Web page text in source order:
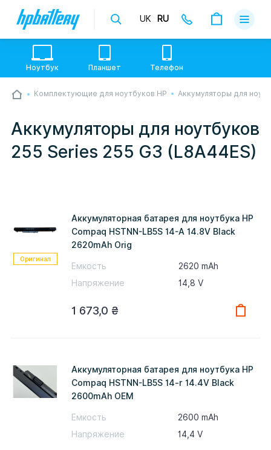
💙💛 Слава УкраЇні! Ми працюємо. Надсилаємо
Опрацьовуємо замовлення у звичному графіку
настільки швидко, як можемо. Якщо буде затримка
- пробачте, швидше за все у нас лунає повітряна
тривога. Але ми виліземо зі сховища і
UK RU
Доставка
Контакты
Ноутбук Планшет Телефон
Комплектующие для ноутбуков HP Аккумуляторы для
Аккумуляторы для ноутбуков
255 Series 255 G3 (L8A44ES)
Оригинал
Аккумуляторная батарея для ноутбука HP
Compaq HSTNN-LB5S 14-A 14.8V Black
2620mAh Orig
Емкость
2620 mAh
Напряжение
14,8 V
1 673,0 ₴
Аккумуляторная батарея для ноутбука HP
Compaq HSTNN-LB5S 14-r 14.4V Black
2600mAh OEM
Емкость
2600 mAh
Напряжение
14,4 V